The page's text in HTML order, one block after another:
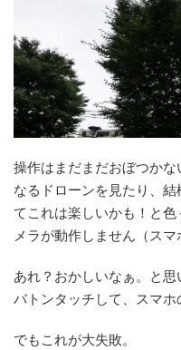
操作はまだまだおぼつか
なるドローンを見たり、
てこれは楽しいかも！と
メラが動作しません（スマ
あれ？おかしいなぁ。と
バトンタッチして、スマホ
でもこれが大失敗。